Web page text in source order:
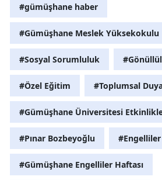
#gümüşhane haber
#Gümüşhane Meslek Yüksekokulu
#Sosyal Sorumluluk
#Özel Eğitim #Toplumsal
#Gümüşhane Üniversitesi
#Pınar Bozbeyoğlu #Engelliler
#Gümüşhane Engelliler Haftası